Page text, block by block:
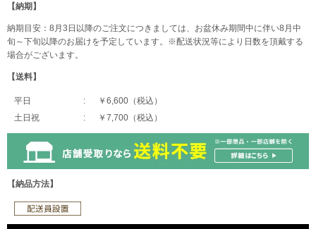
【納期】
納期目安：8月3日以降のご注文につきましては、お盆休み期間中に伴い8月中
旬～下旬以降のお届けを予定しています。※配送状況等により日数を頂戴する
場合がございます。
【送料】
平日
￥6,600（税込）
土日祝
￥7,700（税込）
【納品方法】